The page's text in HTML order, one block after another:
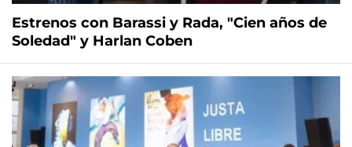
Estrenos con Barassi y Rada, "Cien años de
Soledad" y Harlan Coben